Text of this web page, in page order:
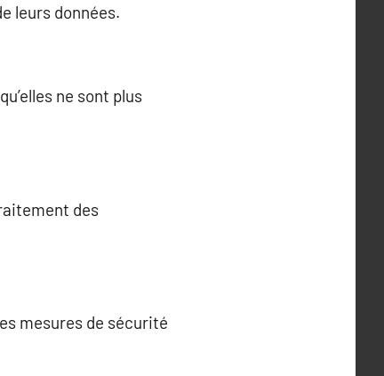
leurs données.
ne sont plus
des
mesures de sécurité